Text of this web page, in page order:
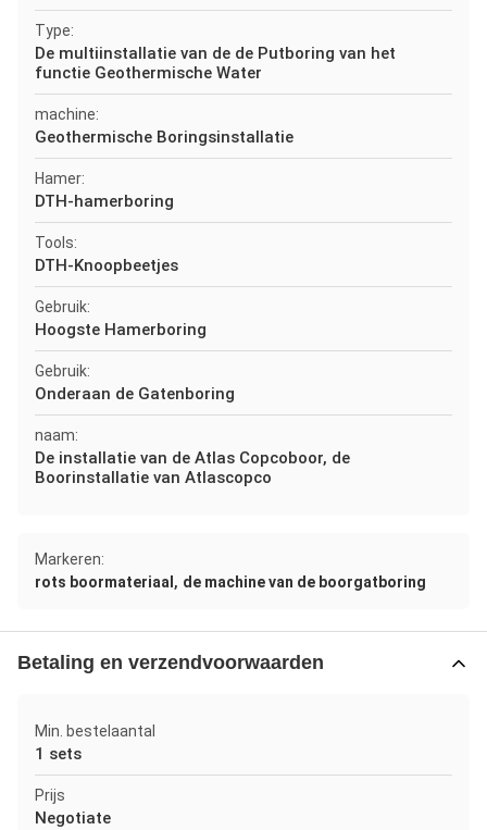
Type:
De multiinstallatie van de de Putboring van het
functie Geothermische Water
machine:
Geothermische Boringsinstallatie
Hamer:
DTH-hamerboring
Tools:
DTH-Knoopbeetjes
Gebruik:
Hoogste Hamerboring
Gebruik:
Onderaan de Gatenboring
naam:
De installatie van de Atlas Copcoboor, de
Boorinstallatie van Atlascopco
Markeren:
rots boormateriaal , de machine van de boorgatboring
Betaling en verzendvoorwaarden
Min. bestelaantal
1 sets
Prijs
Negotiate